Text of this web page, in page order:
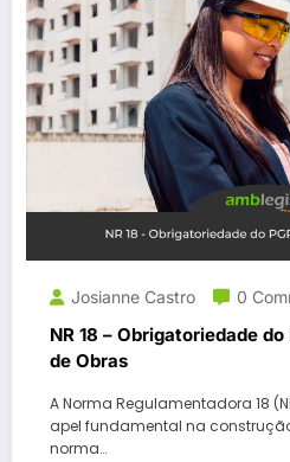
Josianne Castro 0
NR 18 – Obrigatoriedade
de Obras
A Norma Regulamentadora 18
apel fundamental na
norma…